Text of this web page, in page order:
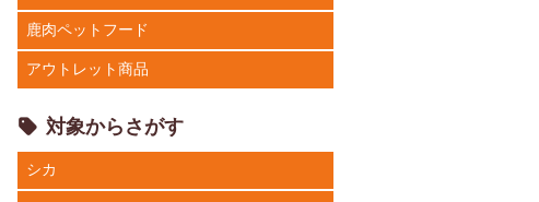
鹿肉ペットフード
アウトレット商品
対象からさがす
シカ